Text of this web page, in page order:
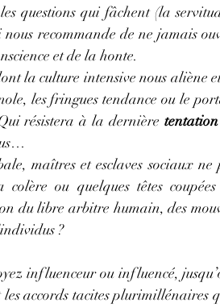
questions qui fâchent (la
recommande de ne jamais
et de la honte.
la culture intensive nous aliène
les fringues tendance ou le
résistera à la dernière
maîtres et esclaves sociaux
ou quelques têtes
du libre arbitre humain, des
?
influenceur ou influencé,
accords tacites plurimillénaires